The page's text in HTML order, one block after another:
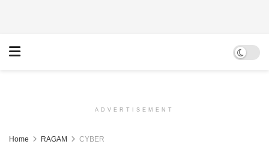
ADVERTISEMENT
Home RAGAM CYBER